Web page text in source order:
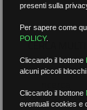
CERCA
presenti sulla
Per sapere come
POLICY.
Cliccando il bottone
alcuni piccoli
Cliccando il bottone
eventuali cookies e